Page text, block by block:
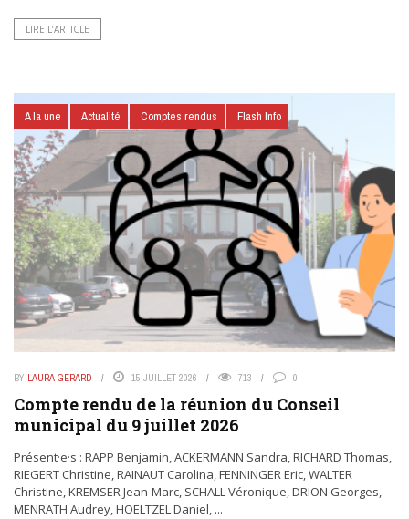
LIRE L’ARTICLE
A la une Actualité Comptes rendus Flash Info
BY LAURA GERARD 15 JUILLET 2026 713 0
Compte rendu de la réunion du Conseil
municipal du 9 juillet 2026
Présent·e·s : RAPP Benjamin, ACKERMANN Sandra, RICHARD Thomas,
RIEGERT Christine, RAINAUT Carolina, FENNINGER Eric, WALTER
Christine, KREMSER Jean-Marc, SCHALL Véronique, DRION Georges,
MENRATH Audrey, HOELTZEL Daniel, ...